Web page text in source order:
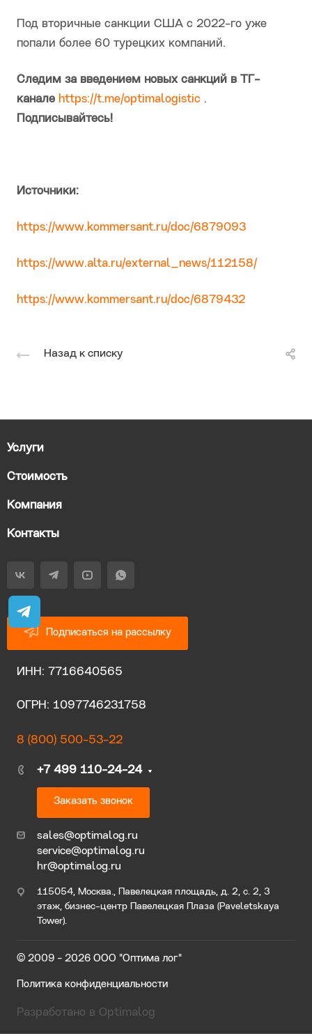
Под вторичные санкции США с 2022-го уже
попали более 60 турецких компаний.
Следим за введением новых санкций в ТГ-
канале https://t.me/optimalogistic .
Подписывайтесь!
Источники:
https://www.kommersant.ru/doc/6879093
https://www.alta.ru/external_news/112158/
https://www.kommersant.ru/doc/6879432
Назад к списку
Услуги
Стоимость
Компания
Контакты
Подписаться на рассылку
ИНН: 7716640565
ОГРН: 1097746231758
8 (800) 500-53-22
+7 499 110-24-24
Заказать звонок
sales@optimalog.ru
service@optimalog.ru
hr@optimalog.ru
115054, Москва., Павелецкая площадь, д. 2, с. 2, 3
этаж, бизнес-центр Павелецкая Плаза (Paveletskaya
Tower).
© 2009 - 2026 ООО "Оптима лог"
Политика конфиденциальности
Разработано в Optimalog